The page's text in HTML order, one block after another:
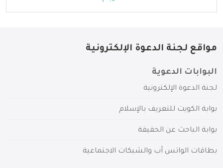
مواقع لجنة الدعوة الإلكترونية
البوابات الدعوية
لجنة الدعوة الإلكترونية
بوابة الكويت للتعريف بالإسلام
بوابة الباحث عن الحقيقة
بطاقات الواتس آب والشبكات الاجتماعية